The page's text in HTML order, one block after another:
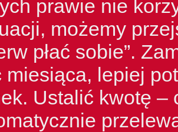
prawie nie
możemy
płać sobie”.
miesiąca, lepiej
Ustalić kwotę